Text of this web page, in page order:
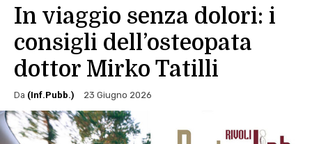
In viaggio senza dolori: i
consigli dell’osteopata
dottor Mirko Tatilli
Da (Inf.Pubb.) 23 Giugno 2026